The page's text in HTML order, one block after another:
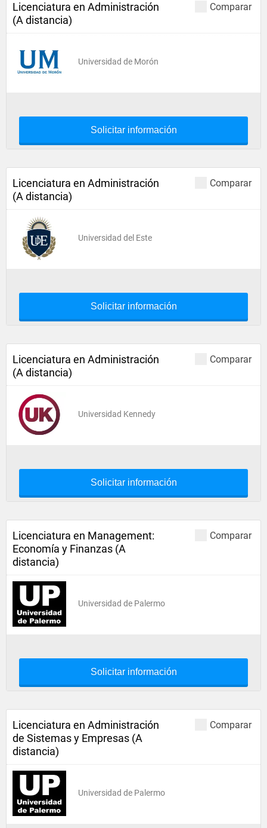
Comparar
Licenciatura en Administración
(A distancia)
Universidad de Morón
Solicitar información
Comparar
Licenciatura en Administración
(A distancia)
Universidad del Este
Solicitar información
Comparar
Licenciatura en Administración
(A distancia)
Universidad Kennedy
Solicitar información
Comparar
Licenciatura en Management:
Economía y Finanzas (A
distancia)
Universidad de Palermo
Solicitar información
Comparar
Licenciatura en Administración
de Sistemas y Empresas (A
distancia)
Universidad de Palermo